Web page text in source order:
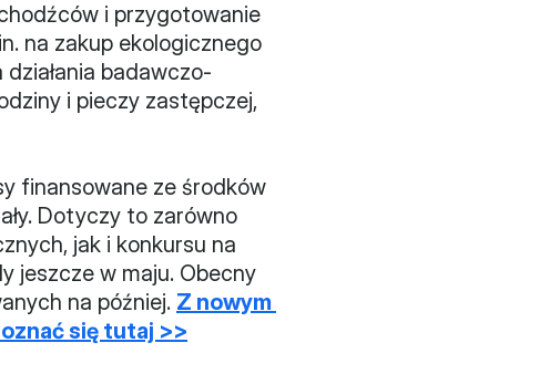
i przygotowanie
na zakup ekologicznego
badawczo-
i pieczy zastępczej,
finansowane ze środków
Dotyczy to zarówno
jak i konkursu na
jeszcze w maju. Obecny
na później. Z nowym
się tutaj >>